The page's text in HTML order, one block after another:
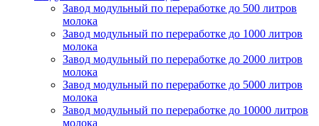
Завод модульный по переработке до 500 литров
молока
Завод модульный по переработке до 1000 литров
молока
Завод модульный по переработке до 2000 литров
молока
Завод модульный по переработке до 5000 литров
молока
Завод модульный по переработке до 10000 литров
молока